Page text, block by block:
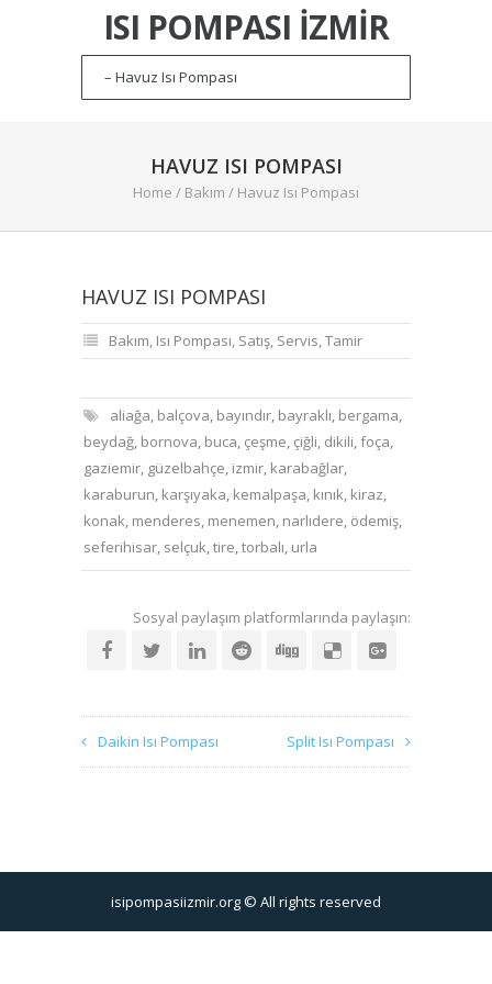
ISI POMPASI İZMIR
HAVUZ ISI POMPASI
Home / Bakım / Havuz Isı Pompası
HAVUZ ISI POMPASI
Bakım, Isı Pompası, Satış, Servis,Tamir
aliağa, balçova, bayındır, bayraklı, bergama,
beydağ, bornova, buca, çeşme, çiğli, dikili,foça,
gaziemir, güzelbahçe, izmir, karabağlar,
karaburun, karşıyaka, kemalpaşa, kınık, kiraz,
konak, menderes, menemen, narlıdere, ödemiş,
seferihisar, selçuk,tire,torbalı, urla
Sosyal paylaşım platformlarında paylaşın:
Daikin Isı Pompası Split Isı Pompası
isipompasiizmir.org © All rights reserved